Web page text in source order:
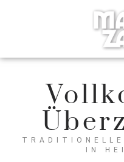
TRADITIONELLE
IN